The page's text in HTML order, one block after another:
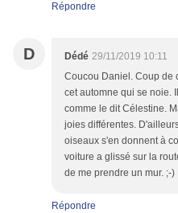
Répondre
D Dédé 29/11/2019 10:11
Coucou Daniel. Coup de
cet automne qui se noie.
comme le dit Célestine.
joies différentes.
oiseaux s'en donnent à
voiture a glissé sur la
de me prendre un mur. ;-
Répondre